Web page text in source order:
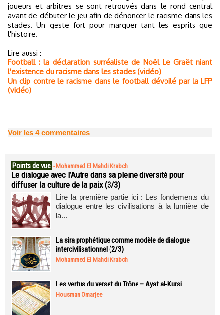
joueurs et arbitres se sont retrouvés dans le rond central
avant de débuter le jeu afin de dénoncer le racisme dans les
stades. Un geste fort pour marquer tant les esprits que
l'histoire.
Lire aussi :
Football : la déclaration surréaliste de Noël Le Graët niant
l'existence du racisme dans les stades (vidéo)
Un clip contre le racisme dans le football dévoilé par la LFP
(vidéo)
Voir les 4commentaires
Points de vue - Mohammed El Mahdi Krabch
Le dialogue avec l’Autre dans sa pleine diversité pour
diffuser la culture de la paix (3/3)
Lire la première partie ici : Les fondements du
dialogue entre les civilisations à la lumière de
la...
La sira prophétique comme modèle de dialogue
intercivilisationnel (2/3)
Mohammed El Mahdi Krabch
Les vertus du verset du Trône – Ayat al-Kursi
Housman Omarjee